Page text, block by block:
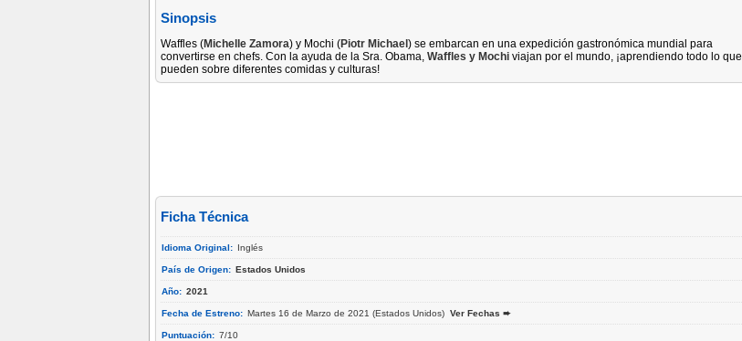
Sinopsis
Waffles (Michelle Zamora) y Mochi (Piotr Michael) se embarcan en una expedición gastronómica mundial para
convertirse en chefs. Con la ayuda de la Sra. Obama, Waffles y Mochi viajan por el mundo, ¡aprendiendo todo lo que
pueden sobre diferentes comidas y culturas!
Ficha Técnica
Idioma Original: Inglés
País de Origen: Estados Unidos
Año: 2021
Fecha de Estreno: Martes 16 de Marzo de 2021 (Estados Unidos) Ver Fechas ➨
Puntuación: 7/10